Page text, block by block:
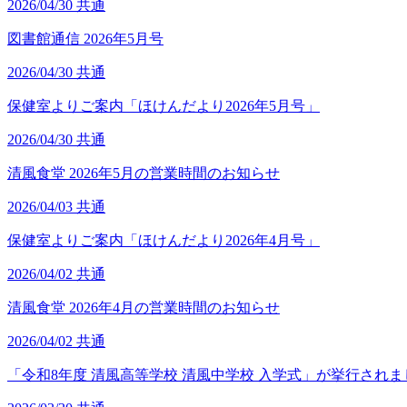
2026/04/30 共通
図書館通信 2026年5月号
2026/04/30 共通
保健室よりご案内「ほけんだより2026年5月号」
2026/04/30 共通
清風食堂 2026年5月の営業時間のお知らせ
2026/04/03 共通
保健室よりご案内「ほけんだより2026年4月号」
2026/04/02 共通
清風食堂 2026年4月の営業時間のお知らせ
2026/04/02 共通
「令和8年度 清風高等学校 清風中学校 入学式」が挙行されま